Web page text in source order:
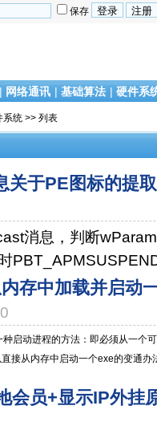
保存
| 网络通讯 | 基础算法 | 硬件系
系统 >> 列表
关于PE图标的提取
消息，判断
存中加载并启动
启动进程的方法：即必须从一个
接从内存中启动一个exe的变通办
会员+显示IP外挂